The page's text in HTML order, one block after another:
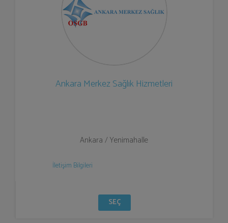
Ankara Merkez Sağlık Hizmetleri
Ankara / Yenimahalle
İletişim Bilgileri
SEÇ